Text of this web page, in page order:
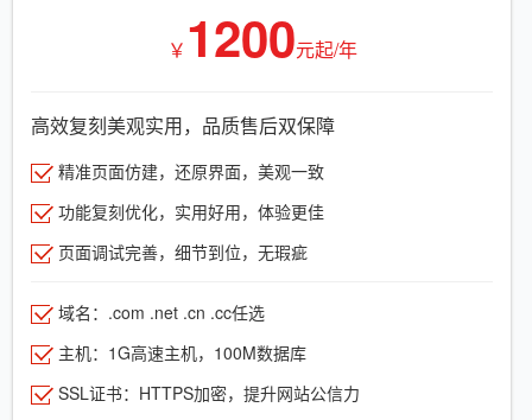
￥ 1200元起/年
高效复刻美观实用，品质售后双保障
精准页面仿建，还原界面，美观一致
功能复刻优化，实用好用，体验更佳
页面调试完善，细节到位，无瑕疵
域名：.com .net .cn .cc任选
主机：1G高速主机，100M数据库
SSL证书：HTTPS加密，提升网站公信力